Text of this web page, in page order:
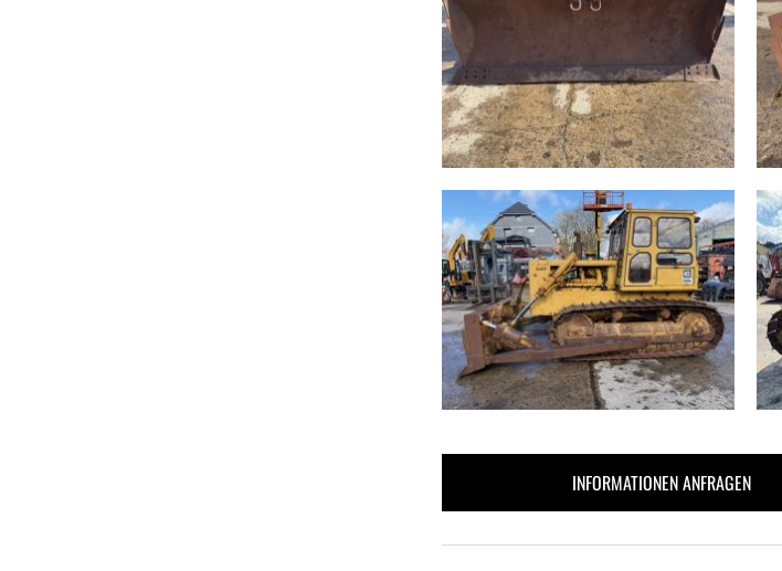
INFORMATIONEN ANFRAGEN